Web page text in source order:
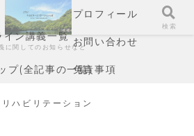
プロフィール
イン講義一覧
に関してのお知らせなどお問い合わせ
プ(全記事の一覧)免責事項
ハビリテーション
検索